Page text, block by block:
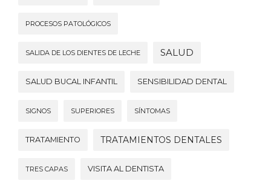
PROCESOS PATOLÓGICOS
SALIDA DE LOS DIENTES DE LECHE SALUD
SALUD BUCAL INFANTIL SENSIBILIDAD DENTAL
SIGNOS SUPERIORES SÍNTOMAS
TRATAMIENTO TRATAMIENTOS DENTALES
TRES CAPAS VISITA AL DENTISTA